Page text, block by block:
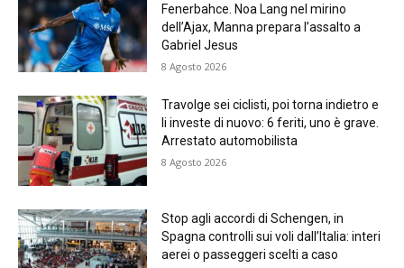
Fenerbahce. Noa Lang nel mirino
dell’Ajax, Manna prepara l’assalto a
Gabriel Jesus
8 Agosto 2026
Travolge sei ciclisti, poi torna indietro e
li investe di nuovo: 6 feriti, uno è grave.
Arrestato automobilista
8 Agosto 2026
Stop agli accordi di Schengen, in
Spagna controlli sui voli dall’Italia: interi
aerei o passeggeri scelti a caso